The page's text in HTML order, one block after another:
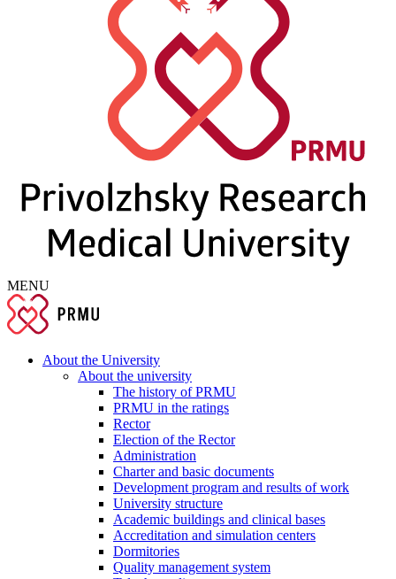
MENU
About the University
About the university
The history of PRMU
PRMU in the ratings
Rector
Election of the Rector
Administration
Charter and basic documents
Development program and results of work
University structure
Academic buildings and clinical bases
Accreditation and simulation centers
Dormitories
Quality management system